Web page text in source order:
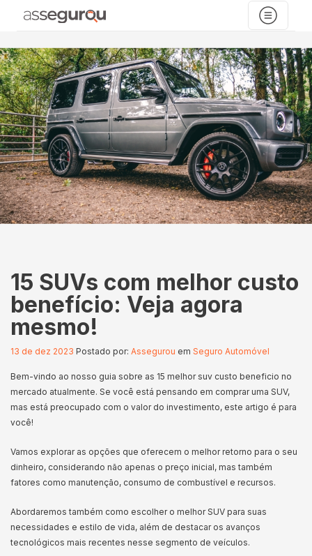
15 SUVs com melhor custo
benefício: Veja agora
mesmo!
13 de dez 2023 Postado por: Assegurou em Seguro Automóvel
Bem-vindo ao nosso guia sobre as 15 melhor suv custo beneficio no
mercado atualmente. Se você está pensando em comprar uma SUV,
mas está preocupado com o valor do investimento, este artigo é para
você!
Vamos explorar as opções que oferecem o melhor retorno para o seu
dinheiro, considerando não apenas o preço inicial, mas também
fatores como manutenção, consumo de combustível e recursos.
Abordaremos também como escolher o melhor SUV para suas
necessidades e estilo de vida, além de destacar os avanços
tecnológicos mais recentes nesse segmento de veículos.